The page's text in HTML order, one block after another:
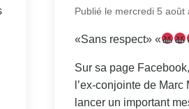
Publié le mercredi 5 août
«Sans respect» «
Sur sa page
l’ex-conjointe de Marc
lancer un important